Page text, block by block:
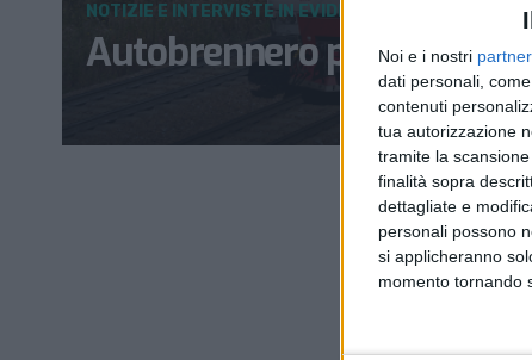
Noi e i nostri partner
dati personali,
contenuti
tua autorizzazione
tramite la
finalità sopra
dettagliate e
personali possono
si applicheranno
momento tornando
Autobrennero porta in
NOTIZIE E INTERVISTE IN EVIDENZA